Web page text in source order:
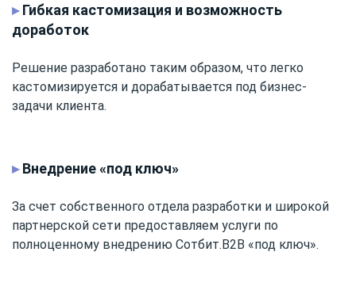
▸Гибкая кастомизация и возможность
доработок
Решение разработано таким образом, что легко
кастомизируется и дорабатывается под бизнес-
задачи клиента.
▸Внедрение «под ключ»
За счет собственного отдела разработки и широкой
партнерской сети предоставляем услуги по
полноценному внедрению Сотбит.B2B «под ключ».